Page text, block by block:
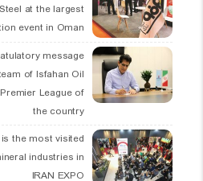
at the largest
event in Oman
message
of Isfahan Oil
League of
the country
the most visited
industries in
IRAN EXPO